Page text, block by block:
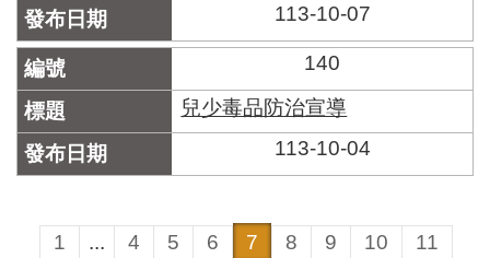
113-10-07
140
兒少毒品防治宣導
113-10-04
1 ... 4 5 6 7 8 9 10 11